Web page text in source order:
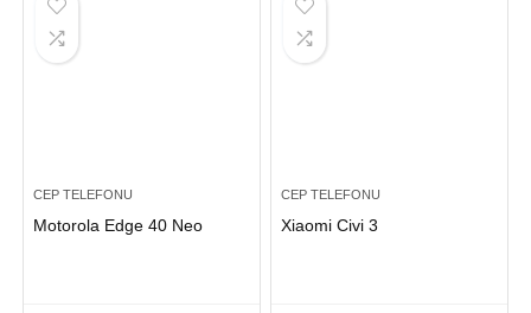
CEP TELEFONU
Motorola Edge 40 Neo
CEP TELEFONU
Xiaomi Civi 3